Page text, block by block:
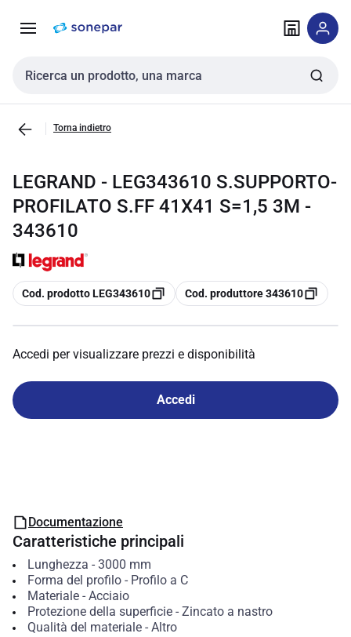
navigazione alla
Cerca input
Torna indietro
LEGRAND - LEG343610 S.SUPPORTO-
PROFILATO S.FF 41X41 S=1,5 3M -
343610
copia
Cod. prodotto LEG343610 copia
Cod. produttore 343610
Accedi per visualizzare prezzi e disponibilità
Accedi
Documentazione
Caratteristiche principali
Lunghezza - 3000 mm
Forma del profilo- Profilo a C
Materiale- Acciaio
Protezione della superficie- Zincato a nastro
Qualità del materiale- Altro